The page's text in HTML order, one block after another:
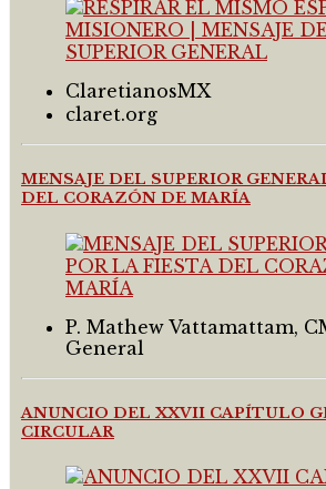
ClaretianosMX
claret.org
MENSAJE DEL SUPERIOR
DEL CORAZÓN DE MARÍA
P. Mathew Vattamattam,
General
ANUNCIO DEL XXVII CAPÍTULO
CIRCULAR